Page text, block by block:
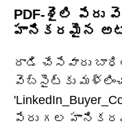
PDF-శైలి పేరు
హానికరమైన
దాడి చేసేవారు
వెబ్‌సైట్‌కు
పేరు గల